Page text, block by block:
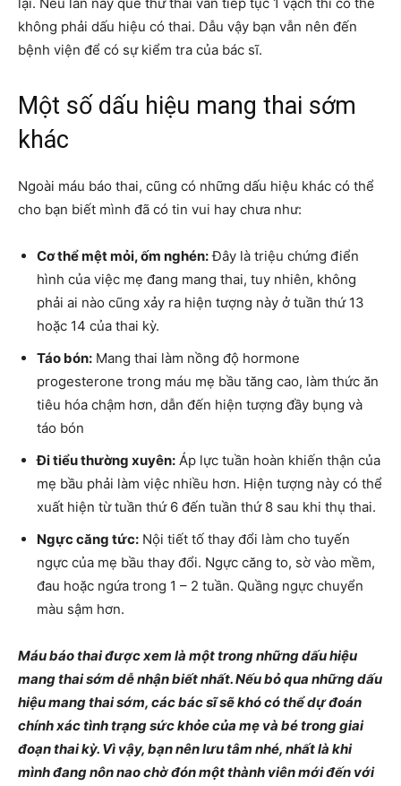
không phải dấu hiệu có thai. Dẫu vậy bạn vẫn nên đến
bệnh viện để có sự kiểm tra của bác sĩ.
Một số dấu hiệu mang thai sớm
khác
Ngoài máu báo thai, cũng có những dấu hiệu khác có thể
cho bạn biết mình đã có tin vui hay chưa như:
Cơ thể mệt mỏi, ốm nghén:Đây là triệu chứng điển
hình của việc mẹ đang mang thai, tuy nhiên, không
phải ai nào cũng xảy ra hiện tượng này ở tuần thứ 13
hoặc 14 của thai kỳ.
Táo bón: Mang thai làm nồng độ hormone
progesterone trong máu mẹ bầu tăng cao, làm thức ăn
tiêu hóa chậm hơn, dẫn đến hiện tượng đầy bụng và
táo bón
Đi tiểu thường xuyên: Áp lực tuần hoàn khiến thận của
mẹ bầu phải làm việc nhiều hơn. Hiện tượng này có thể
xuất hiện từ tuần thứ 6 đến tuần thứ 8 sau khi thụ thai.
Ngực căng tức: Nội tiết tố thay đổi làm cho tuyến
ngực của mẹ bầu thay đổi. Ngực căng to, sờ vào mềm,
đau hoặc ngứa trong 1 – 2 tuần. Quầng ngực chuyển
màu sậm hơn.
Máu báo thai được xem là một trong những dấu hiệu
mang thai sớm dễ nhận biết nhất. Nếu bỏ qua những dấu
hiệu mang thai sớm, các bác sĩ sẽ khó có thể dự đoán
chính xác tình trạng sức khỏe của mẹ và bé trong giai
đoạn thai kỳ. Vì vậy, bạn nên lưu tâm nhé, nhất là khi
mình đang nôn nao chờ đón một thành viên mới đến với